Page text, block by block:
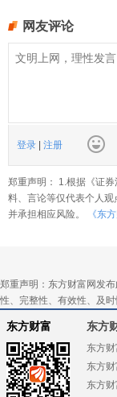
网友评论
登录 注册
郑重声明： 1.根据《证
料、言论等仅代表个人
并承担相应风险。
《东
郑重声明：东方财富网发
性、完整性、有效性、及
东方财富 东方
东方
东方财
东方